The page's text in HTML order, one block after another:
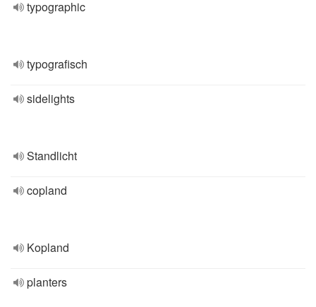
typographic
typografisch
sidelights
Standlicht
copland
Kopland
planters